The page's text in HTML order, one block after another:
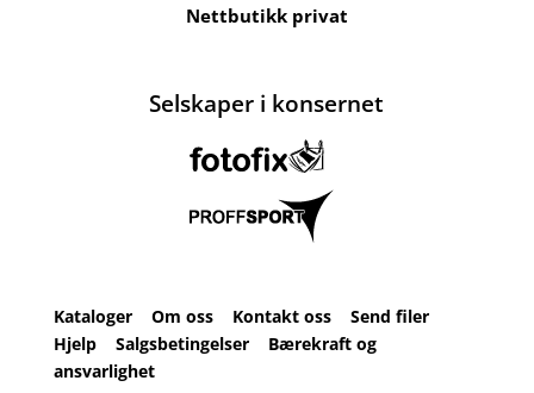
Nettbutikk privat
Selskaper i konsernet
Kataloger Om oss Kontakt oss
Send filer
Hjelp Salgsbetingelser
Bærekraft og
ansvarlighet